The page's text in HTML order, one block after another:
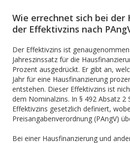
Wie errechnet sich bei der
der Effektivzins nach
Der Effektivzins ist
Jahreszinssatz für die
Prozent ausgedrückt. Er gibt an,
Jahr für eine Hausfinanzierung
entstehen. Dieser Effektivzins ist
dem Nominalzins. In § 492 Absatz 2
Effektivzins gesetzlich definiert,
Preisangabenverordnung (PAngV)
Bei einer Hausfinanzierung und